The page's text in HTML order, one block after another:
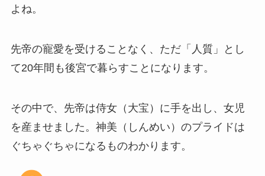
よね。
先帝の寵愛を受けることなく、ただ「人質」とし
て20年間も後宮で暮らすことになります。
その中で、先帝は侍女（大宝）に手を出し、女児
を産ませました。神美（しんめい）のプライドは
ぐちゃぐちゃになるものわかります。